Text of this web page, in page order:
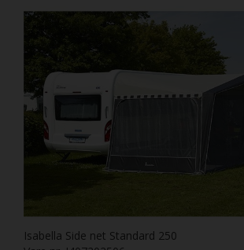
Isabella Side net Standard 250